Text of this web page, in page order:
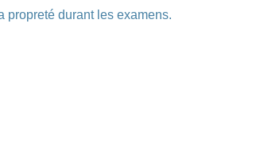
propreté durant les examens.